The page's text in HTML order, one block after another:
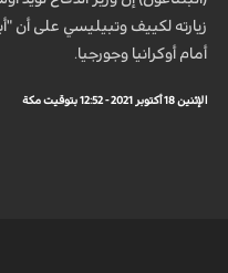
زيارته لكييف وتبيليسي على أن
أمام أوكرانيا وجورجيا.
الإثنين 18 أكتوبر 2021 - 12:52 بتوقيت مكة